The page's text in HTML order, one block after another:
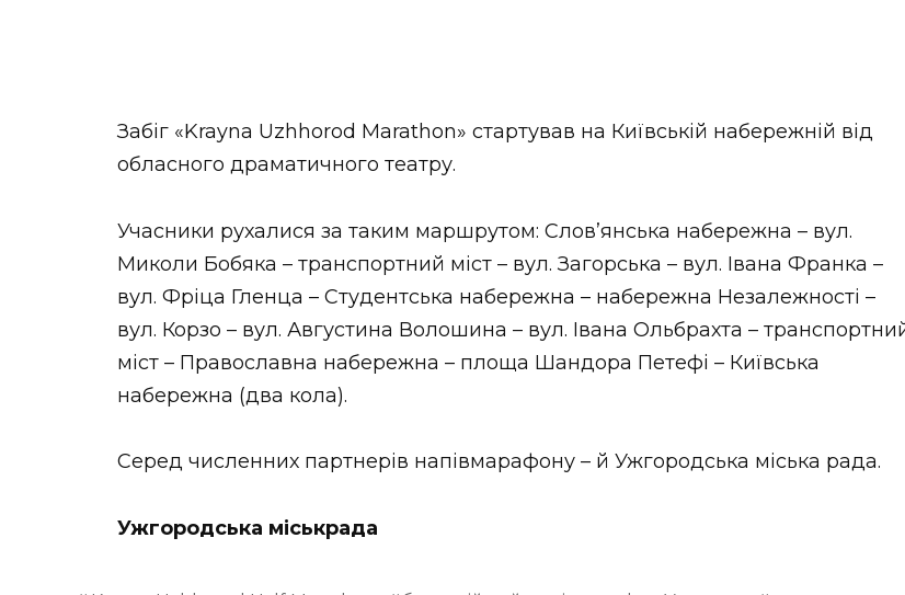
Забіг «Krayna Uzhhorod Marathon» стартував на Київській набережній від
обласного драматичного театру.
Учасники рухалися за таким маршрутом: Слов’янська набережна – вул.
Миколи Бобяка – транспортний міст – вул. Загорська – вул. Івана Франка –
вул. Фріца Гленца – Студентська набережна – набережна Незалежності –
вул. Корзо – вул. Августина Волошина – вул. Івана Ольбрахта –
міст – Православна набережна – площа Шандора Петефі – Київська
набережна (два кола).
Серед численних партнерів напівмарафону – й Ужгородська міська рада.
Ужгородська міськрада